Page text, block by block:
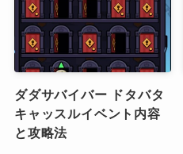
ダダサバイバー ドタバタ
キャッスルイベント内容
と攻略法